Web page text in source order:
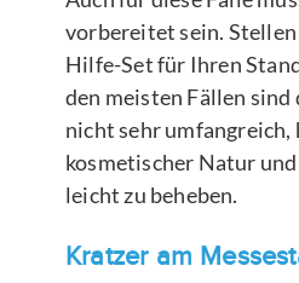
vorbereitet sein. Stellen
Hilfe-Set für Ihren
den meisten Fällen
nicht sehr umfangreich,
kosmetischer Natur
leicht zu beheben.
Kratzer am